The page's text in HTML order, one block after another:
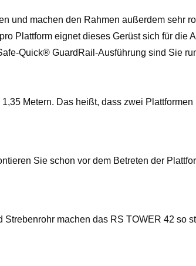
und machen den Rahmen außerdem sehr
Plattform eignet dieses Gerüst sich für
Quick® GuardRail-Ausführung sind Sie
Metern. Das heißt, dass zwei
Sie schon vor dem Betreten der
machen das RS TOWER 42 so